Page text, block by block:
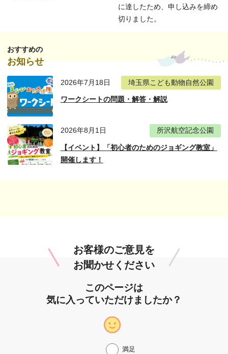
に達したため、申し込みを締め
切りました。
おすすめの
お知らせ
2026年7月18日 埼玉県こども動物自然公園
ワークシートの問題・解答・解説
2026年8月1日 所沢航空記念公園
【イベント】「初心者のためのジョギング教室」
開催します！
お客様のご意見を
お聞かせください
このページは
気に入っていただけましたか？
満足